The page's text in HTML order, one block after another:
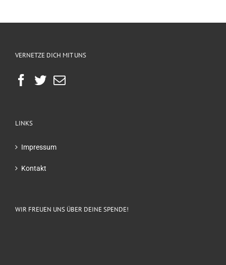
VERNETZE DICH MIT UNS
LINKS
Impressum
Kontakt
WIR FREUEN UNS ÜBER DEINE SPENDE!